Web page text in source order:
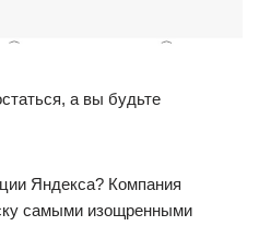
а вы будьте
Яндекса? Компания
самыми изощренными